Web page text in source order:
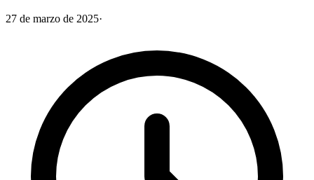
27 de marzo de 2025·